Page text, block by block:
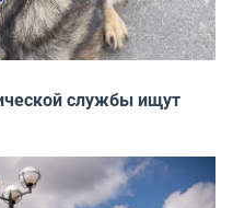
службы ищут